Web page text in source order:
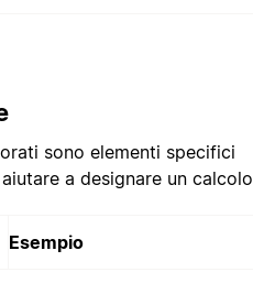
sono elementi specifici
a designare un
Esempio